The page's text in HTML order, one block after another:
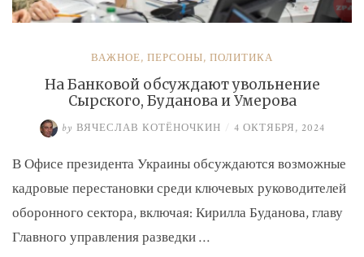
ВАЖНОЕ, ПЕРСОНЫ, ПОЛИТИКА
На Банковой обсуждают увольнение
Сырского, Буданова и Умерова
by ВЯЧЕСЛАВ КОТЁНОЧКИН / 4 ОКТЯБРЯ, 2024
В Офисе президента Украины обсуждаются возможные
кадровые перестановки среди ключевых руководителей
оборонного сектора, включая: Кирилла Буданова, главу
Главного управления разведки …